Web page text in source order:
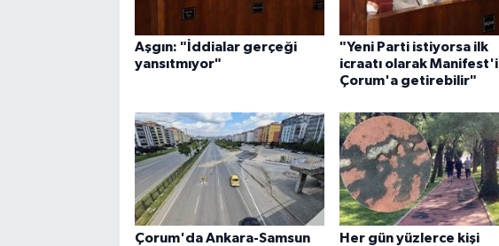
Aşgın: "İddialar gerçeği
yansıtmıyor"
"Yeni Parti istiyorsa ilk
icraatı olarak Manifest'i
Çorum'a getirebilir"
Çorum'da Ankara-Samsun
Her gün yüzlerce kişi